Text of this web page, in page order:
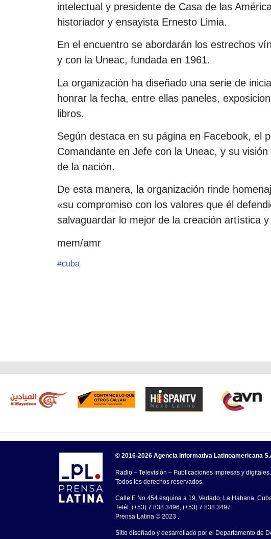
intelectual y presidente de Casa de las
historiador y ensayista Ernesto Limia.
En el encuentro se abordarán los estrechos
y con la Uneac, fundada en 1961.
La organización ha diseñado una serie de
honrar la fecha, entre ellas paneles,
libros.
Según destaca en su página en Facebook, el
Comandante en Jefe con la Uneac, y su
de la nación.
De esta manera, la organización rinde
«su compromiso con los valores que él
salvaguardar lo mejor de la creación artística
mem/amr
#cuba
© 2016-2026 Agencia Informativa Latinoamericana
Radio – Televisión – Publicaciones impresas y digitales.
Todos los derechos reservados.
Calle E No.454 esquina a 19, Vedado, La Habana,
Teléf: (+53) 7 838 3496, (+53) 7 838 3497
Prensa Latina © 2023 .
Sitio diseñado y desarrollado por el Departamento de